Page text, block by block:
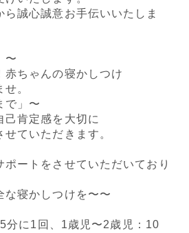
誠心誠意お手伝いいたしま
〜
赤ちゃんの寝かしつけ
。
で」〜
己肯定感を大切に
ていただきます。
ポートをさせていただいており
な寝かしつけを〜〜
分に1回、1歳児〜2歳児：10